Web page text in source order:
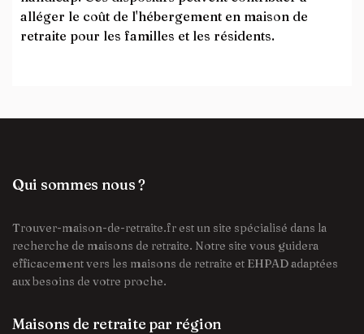
alléger le coût de l'hébergement en maison de
retraite pour les familles et les résidents.
Qui sommes nous ?
Trouver-maison-de-retraite.fr est un site spécialisé dans la
recherche de maisons de retraite. Notre site vous guidera
efficacement vers les maisons de retraite et EHPAD adaptées
aux besoins de votre proche.
Maisons de retraite par région